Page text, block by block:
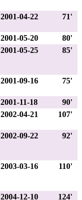
2001-04-22 71'
2001-05-20
80'
2001-05-25 85'
2001-09-16 75'
2001-11-18
90'
2002-04-21 107'
2002-09-22 92'
2003-03-16 110'
2004-12-10 124'